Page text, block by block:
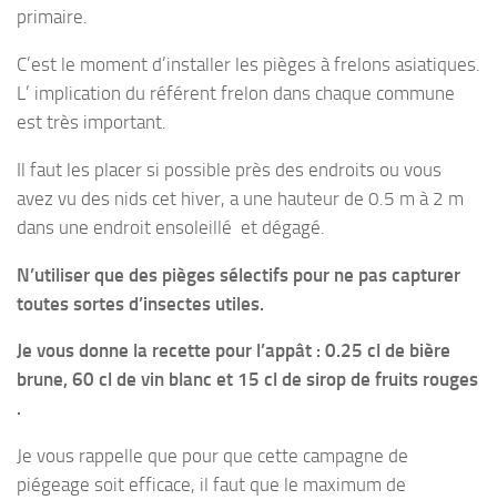
primaire.
C’est le moment d’installer les pièges à frelons asiatiques.
L’ implication du référent frelon dans chaque commune
est très important.
Il faut les placer si possible près des endroits ou vous
avez vu des nids cet hiver, a une hauteur de 0.5 m à 2 m
dans une endroit ensoleillé et dégagé.
N’utiliser que des pièges sélectifs pour ne pas capturer
toutes sortes d’insectes utiles.
Je vous donne la recette pour l’appât : 0.25 cl de bière
brune, 60 cl de vin blanc et 15 cl de sirop de fruits rouges
.
Je vous rappelle que pour que cette campagne de
piégeage soit efficace, il faut que le maximum de